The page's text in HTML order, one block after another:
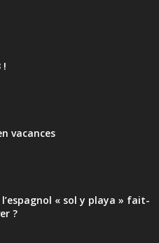
!
vacances
« sol y playa » fait-
?